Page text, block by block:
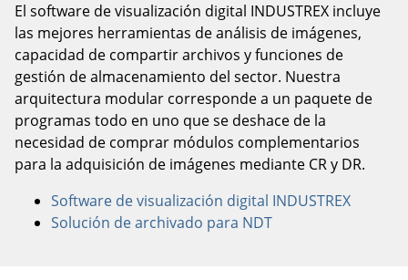
El software de visualización digital INDUSTREX incluye
las mejores herramientas de análisis de imágenes,
capacidad de compartir archivos y funciones de
gestión de almacenamiento del sector. Nuestra
arquitectura modular corresponde a un paquete de
programas todo en uno que se deshace de la
necesidad de comprar módulos complementarios
para la adquisición de imágenes mediante CR y DR.
Software de visualización digital INDUSTREX
Solución de archivado para NDT